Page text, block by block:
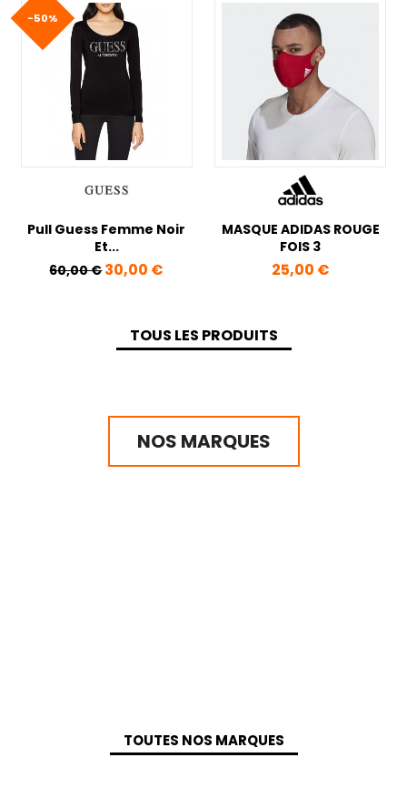
Pull Guess Femme Noir
Et...
Prix de base
60,00 €Prix
30,00 €
-50%
MASQUE ADIDAS ROUGE
FOIS 3
Prix
25,00 €
TOUS LES PRODUITS
NOS MARQUES
TOUTES NOS MARQUES